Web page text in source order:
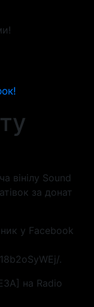
вінілу Sound
за донат
у Facebook
.
на Radio